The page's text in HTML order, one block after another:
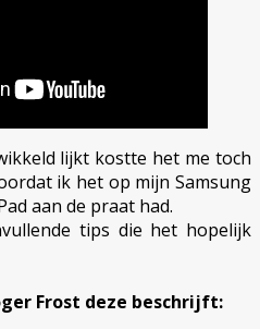
lijkt kostte het me toch
ik het op mijn Samsung
aan de praat had.
tips die het hopelijk
Frost deze beschrijft: